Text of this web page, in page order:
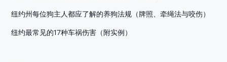
纽约州每位狗主人都应了解的养狗法规（牌照、牵绳法与咬伤）
纽约最常见的17种车祸伤害（附实例）